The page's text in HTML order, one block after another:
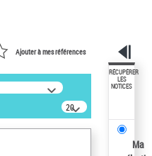
Ajouter à mes références
20
résultats/page
RÉCUPÉRER
LES
NOTICES
Ma